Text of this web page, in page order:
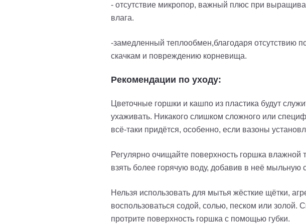
- отсутствие микропор, важный плюс при
влага.
-замедленный теплообмен,благодаря отсутствию
скачкам и повреждению корневища.
Рекомендации по уходу:
Цветочные горшки и кашпо из пластика будут
ухаживать. Никакого слишком сложного или
всё-таки придётся, особенно, если вазоны
Регулярно очищайте поверхность горшка влажной
взять более горячую воду, добавив в неё
Нельзя использовать для мытья жёсткие щётки,
воспользоваться содой, солью, песком или
протрите поверхность горшка с помощью губки.